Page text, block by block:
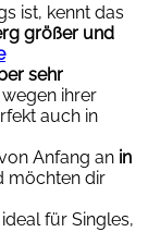
ist, kennt das
größer und
sehr
ihrer
auch in
Anfang an in
möchten dir
für Singles,